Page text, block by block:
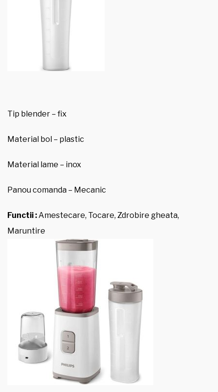
Tip blender – fix
Material bol – plastic
Material lame – inox
Panou comanda – Mecanic
Functii :Amestecare, Tocare, Zdrobire gheata,
Maruntire